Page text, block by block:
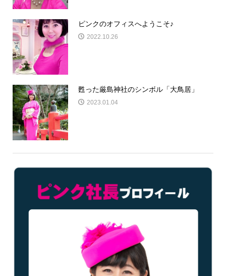
ピンクのオフィスへようこそ♪
2022.10.26
甦った厳島神社のシンボル「大鳥居」
2023.01.04